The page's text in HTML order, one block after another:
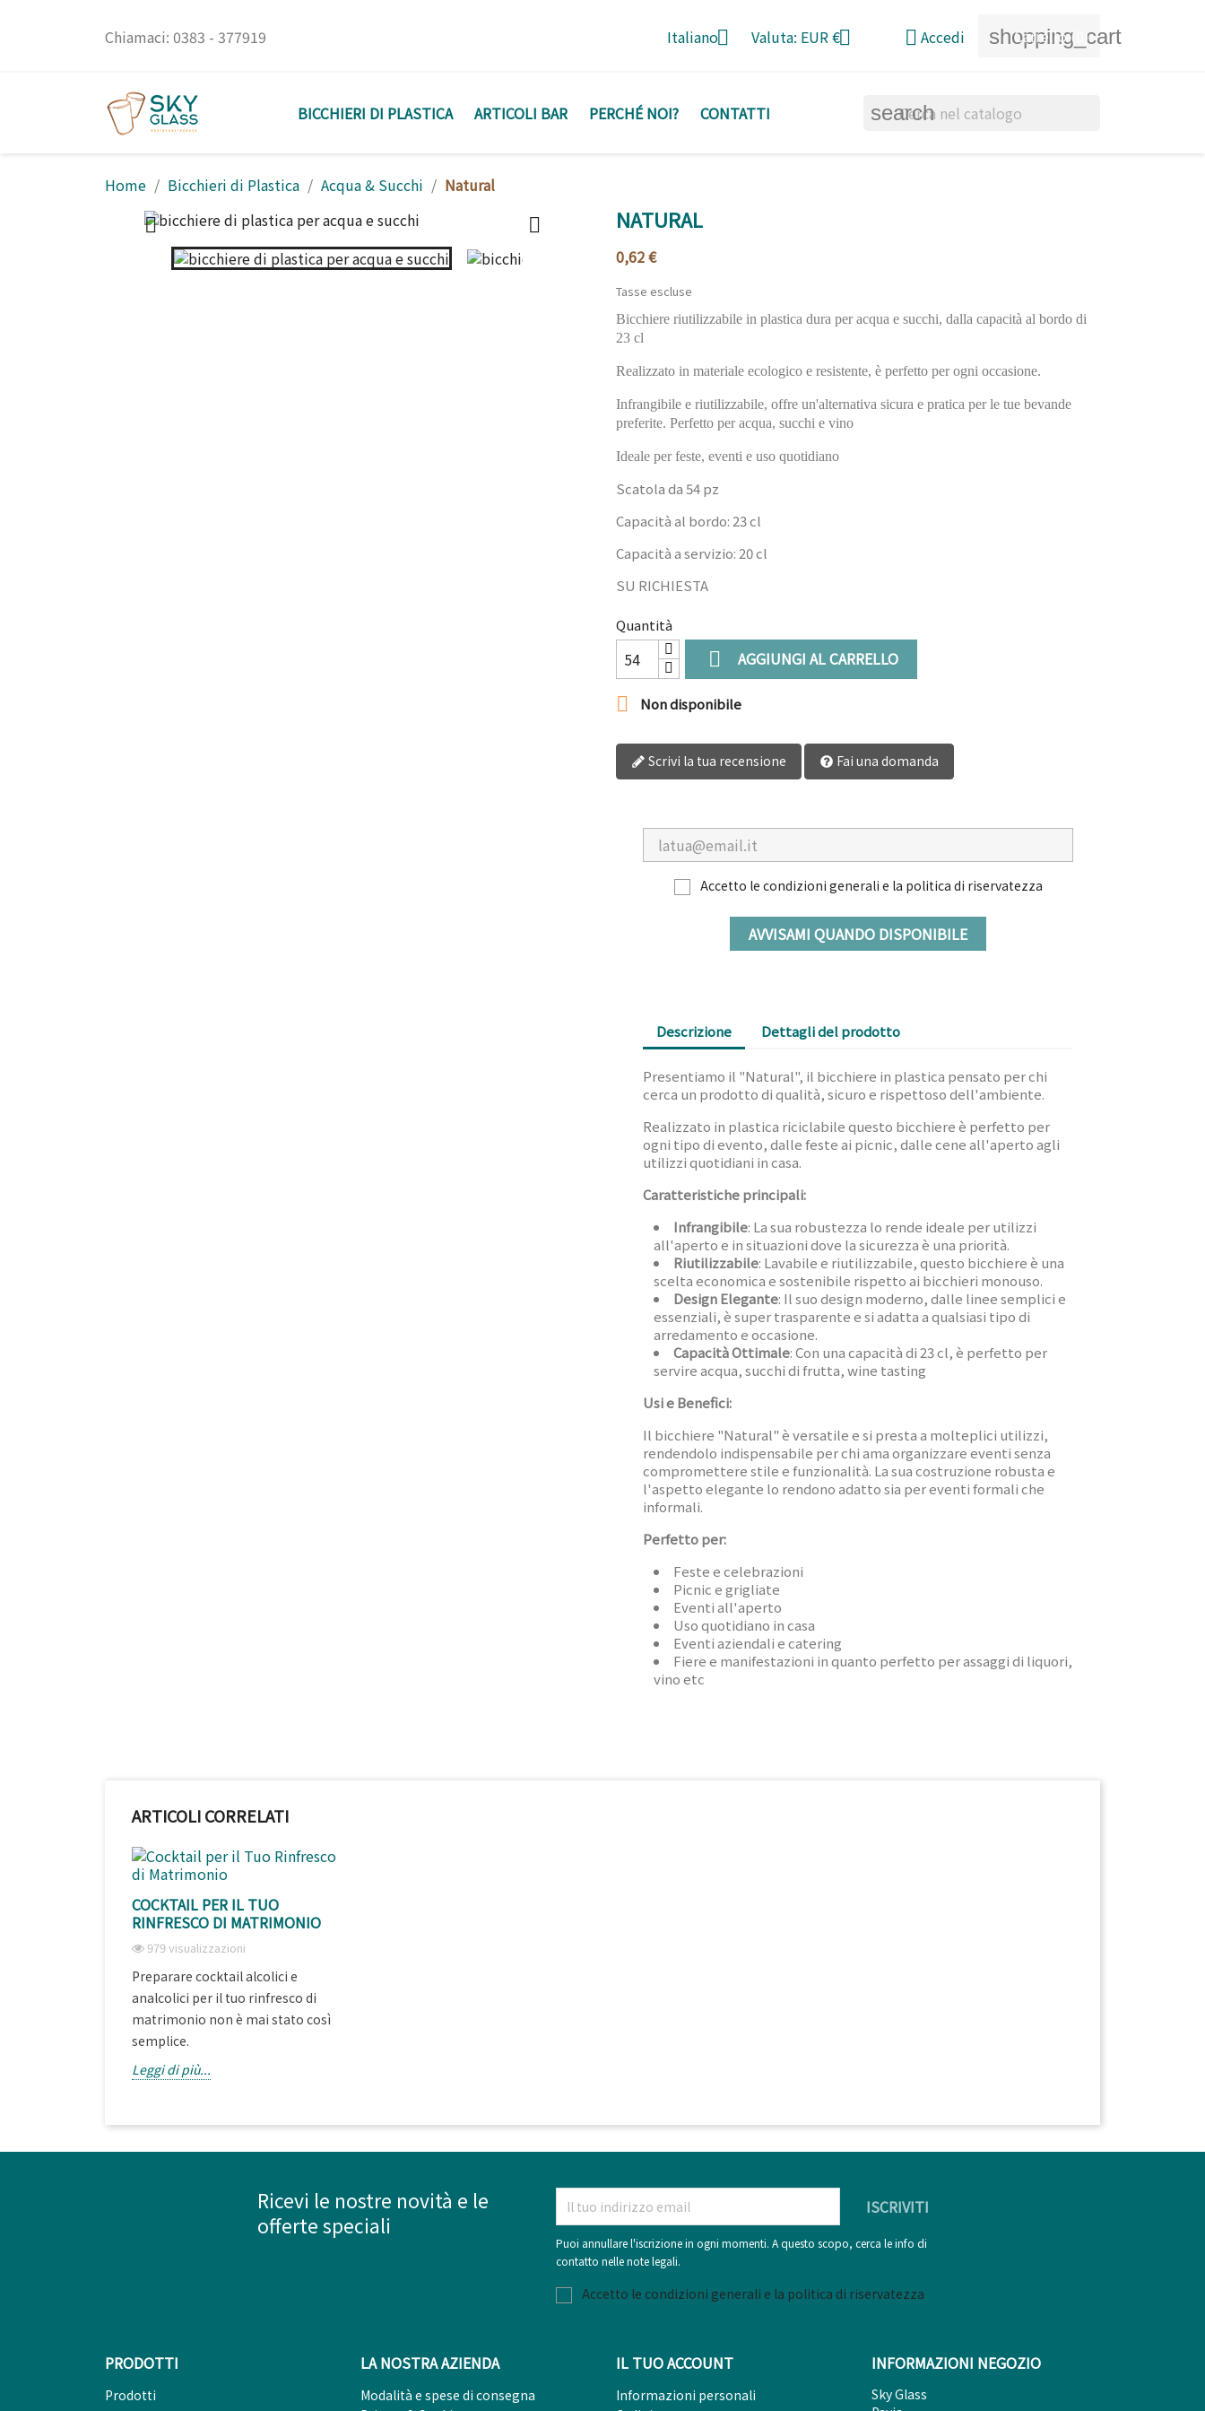
Chiamaci: 0383 - 377919 Italiano Valuta: EUR €  Accedi shopping_cart
Carrello(0)
BICCHIERI DI PLASTICA ARTICOLI BAR PERCHÉ NOI? CONTATTI search
Home Bicchieri di Plastica Acqua & Succhi Natural
  NATURAL
0,62 €
Tasse escluse
Bicchiere riutilizzabile in plastica dura per acqua e succhi, dalla capacità al bordo di
23 cl
Realizzato in materiale ecologico e resistente, è perfetto per ogni occasione.
Infrangibile e riutilizzabile, offre un'alternativa sicura e pratica per le tue bevande
preferite. Perfetto per acqua, succhi e vino
Ideale per feste, eventi e uso quotidiano
Scatola da 54 pz
Capacità al bordo: 23 cl
Capacità a servizio: 20 cl
SU RICHIESTA
Quantità
 AGGIUNGI AL CARRELLO
 Non disponibile
Scrivi la tua recensione Fai una domanda
Accetto le condizioni generali e la politica di riservatezza
AVVISAMI QUANDO DISPONIBILE
Descrizione Dettagli del prodotto
Presentiamo il "Natural", il bicchiere in plastica pensato per chi
cerca un prodotto di qualità, sicuro e rispettoso dell'ambiente.
Realizzato in plastica riciclabile questo bicchiere è perfetto per
ogni tipo di evento, dalle feste ai picnic, dalle cene all'aperto agli
utilizzi quotidiani in casa.
Caratteristiche principali:
Infrangibile: La sua robustezza lo rende ideale per utilizzi
all'aperto e in situazioni dove la sicurezza è una priorità.
Riutilizzabile: Lavabile e riutilizzabile, questo bicchiere è una
scelta economica e sostenibile rispetto ai bicchieri monouso.
Design Elegante: Il suo design moderno, dalle linee semplici e
essenziali, è super trasparente e si adatta a qualsiasi tipo di
arredamento e occasione.
Capacità Ottimale: Con una capacità di 23 cl, è perfetto per
servire acqua, succhi di frutta, wine tasting
Usi e Benefici:
Il bicchiere "Natural" è versatile e si presta a molteplici utilizzi,
rendendolo indispensabile per chi ama organizzare eventi senza
compromettere stile e funzionalità. La sua costruzione robusta e
l'aspetto elegante lo rendono adatto sia per eventi formali che
informali.
Perfetto per:
Feste e celebrazioni
Picnic e grigliate
Eventi all'aperto
Uso quotidiano in casa
Eventi aziendali e catering
Fiere e manifestazioni in quanto perfetto per assaggi di liquori,
vino etc
ARTICOLI CORRELATI
COCKTAIL PER IL TUO
RINFRESCO DI MATRIMONIO
979 visualizzazioni
Preparare cocktail alcolici e
analcolici per il tuo rinfresco di
matrimonio non è mai stato così
semplice.
Leggi di più...
Ricevi le nostre novità e le
offerte speciali
Puoi annullare l'iscrizione in ogni momenti. A questo scopo, cerca le info di
contatto nelle note legali.
Accetto le condizioni generali e la politica di riservatezza
PRODOTTI
Prodotti
LA NOSTRA AZIENDA
Modalità e spese di consegna
IL TUO ACCOUNT
Informazioni personali
INFORMAZIONI NEGOZIO
Sky Glass